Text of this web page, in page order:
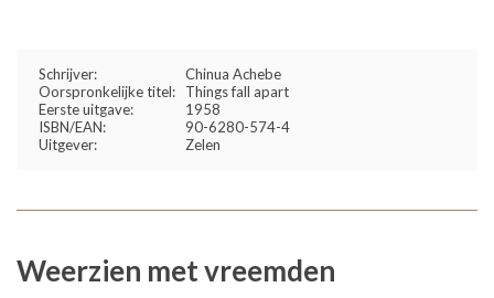
Schrijver:
Chinua Achebe
Oorspronkelijke titel:
Things fall apart
Eerste uitgave:
1958
ISBN/EAN:
90-6280-574-4
Uitgever:
Zelen
Weerzien met vreemden